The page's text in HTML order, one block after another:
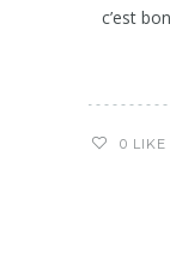
c’est
0 LIKE